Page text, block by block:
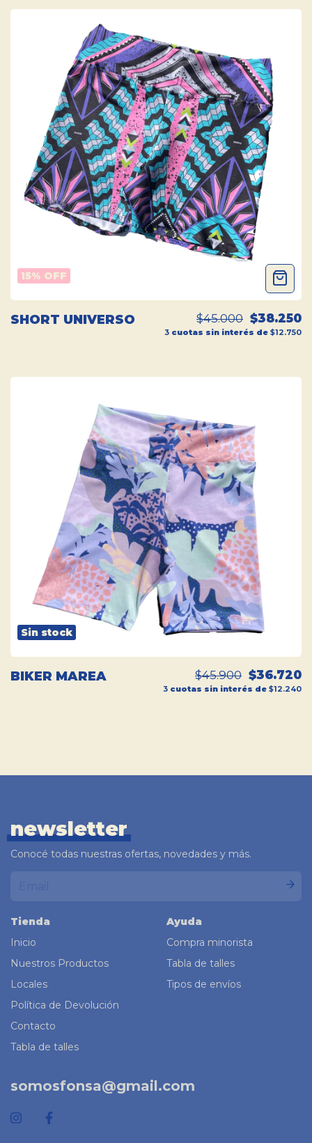
15% OFF
SHORT UNIVERSO $45.000 $38.250
3 cuotas sin interés de $12.750
Sin stock
BIKER MAREA $45.900 $36.720
3 cuotas sin interés de $12.240
newsletter
Conocé todas nuestras ofertas, novedades y más.
Tienda
Inicio
Nuestros Productos
Locales
Política de Devolución
Contacto
Tabla de talles
Ayuda
Compra minorista
Tabla de talles
Tipos de envíos
somosfonsa@gmail.com